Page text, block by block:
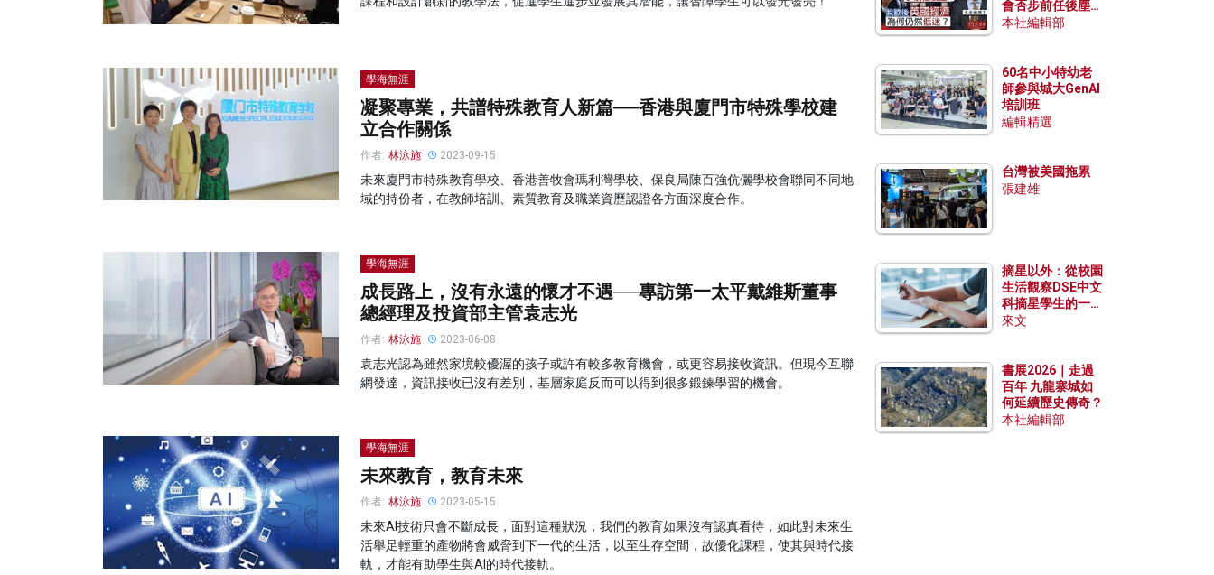
學海無涯
凝聚專業，共譜特殊教育人新篇──香港與廈門市特殊學校建
立合作關係
作者: 林泳施 2023-09-15
未來廈門市特殊教育學校、香港善牧會瑪利灣學校、保良局陳百強伉儷學校會聯同不同地
域的持份者，在教師培訓、素質教育及職業資歷認證各方面深度合作。
學海無涯
成長路上，沒有永遠的懷才不遇──專訪第一太平戴維斯董事
總經理及投資部主管袁志光
作者: 林泳施 2023-06-08
袁志光認為雖然家境較優渥的孩子或許有較多教育機會，或更容易接收資訊。但現今互聯
網發達，資訊接收已沒有差別，基層家庭反而可以得到很多鍛鍊學習的機會。
學海無涯
未來教育，教育未來
作者: 林泳施 2023-05-15
未來AI技術只會不斷成長，面對這種狀況，我們的教育如果沒有認真看待，如此對未來生
活舉足輕重的產物將會威脅到下一代的生活，以至生存空間，故優化課程，使其與時代接
軌，才能有助學生與AI的時代接軌。
會否步前任後塵？
脫歐後英國經濟為
本社編輯部
60名中小特幼老
師參與城大GenAI
培訓班
編輯精選
台灣被美國拖累
張建雄
摘星以外：從校園
生活觀察DSE中文
科摘星學生的一點
特質
來文
書展2026｜走過
百年 九龍寨城如
何延續歷史傳奇？
本社編輯部